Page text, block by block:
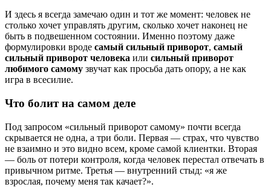
И здесь я всегда замечаю один и тот же момент: человек не
столько хочет управлять другим, сколько хочет наконец не
быть в подвешенном состоянии. Именно поэтому даже
формулировки вроде самый сильный приворот, самый
сильный приворот человека или сильный приворот
любимого самому звучат как просьба дать опору, а не как
игра в всесилие.
Что болит на самом деле
Под запросом «сильный приворот самому» почти всегда
скрывается не одна, а три боли. Первая — страх, что чувство
не взаимно и это видно всем, кроме самой клиентки. Вторая
— боль от потери контроля, когда человек перестал отвечать в
привычном ритме. Третья — внутренний стыд: «я же
взрослая, почему меня так качает?».